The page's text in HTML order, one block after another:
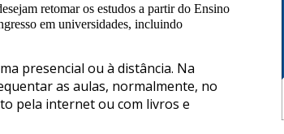
retomar os estudos a partir do Ensino
em universidades, incluindo
presencial ou à distância. Na
as aulas, normalmente, no
pela internet ou com livros e